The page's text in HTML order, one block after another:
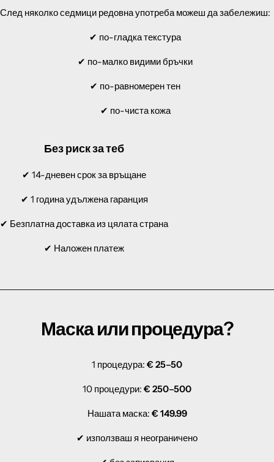
След няколко седмици редовна употреба можеш да забележиш:
✔ по-гладка текстура
✔ по-малко видими бръчки
✔ по-равномерен тен
✔ по-чиста кожа
Без риск за теб
✔ 14-дневен срок за връщане
✔ 1 година удължена гаранция
✔ Безплатна доставка из цялата страна
✔ Наложен платеж
Маска или процедура?
1 процедура: € 25–50
10 процедури: € 250–500
Нашата маска: € 149.99
✔ използваш я неограничено